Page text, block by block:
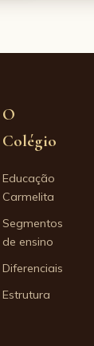
O
Colégio
Educação
Carmelita
Segmentos
de ensino
Diferenciais
Estrutura